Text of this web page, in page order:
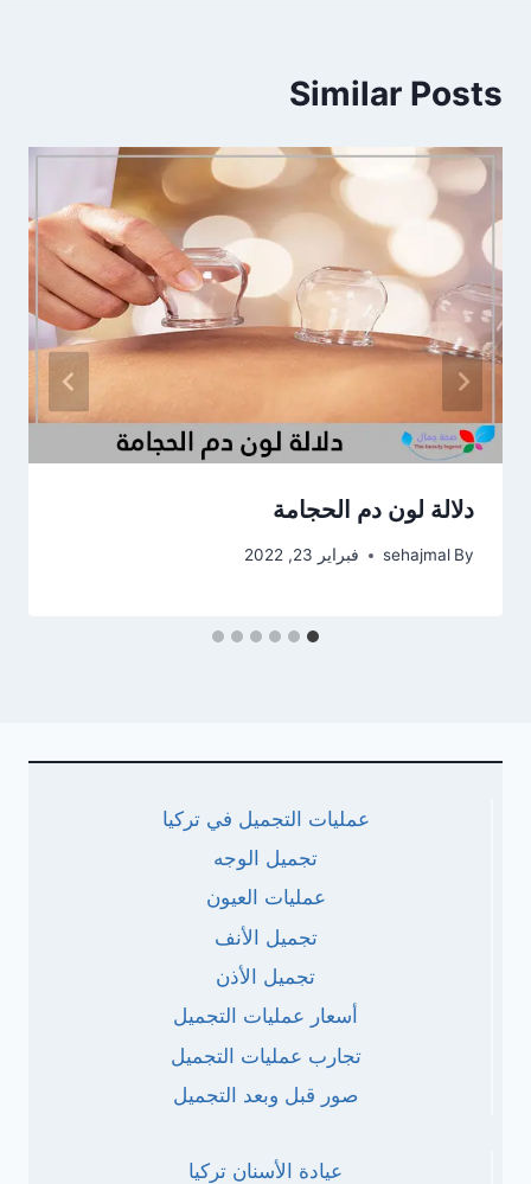
Similar Posts
دلالة لون دم الحجامة
By
sehajmal فبراير 23, 2022
عمليات التجميل في تركيا
تجميل الوجه
عمليات العيون
تجميل الأنف
تجميل الأذن
أسعار عمليات التجميل
تجارب عمليات التجميل
صور قبل وبعد التجميل
عيادة الأسنان تركيا